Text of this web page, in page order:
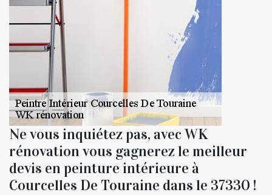
Ne vous inquiétez pas, avec WK
rénovation vous gagnerez le meilleur
devis en peinture intérieure à
Courcelles De Touraine dans le 37330 !